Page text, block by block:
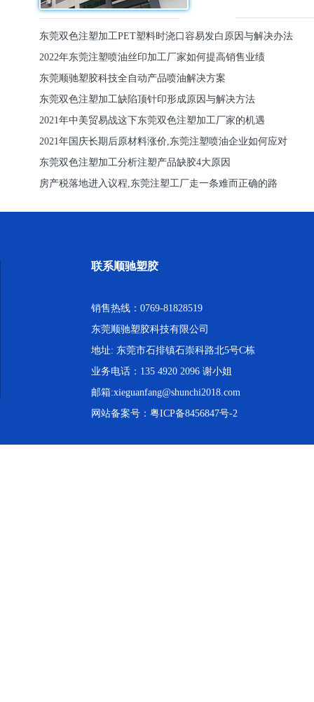
东莞双色注塑加工PET塑料时浇口容易发白原因与解决办法
2022年东莞注塑喷油丝印加工厂家如何提高销售业绩
东莞顺驰塑胶科技全自动产品喷油解决方案
东莞双色注塑加工缺陷顶针印形成原因与解决方法
2021年中美贸易战这下东莞双色注塑加工厂家的机遇
2021年国庆长期后原材料涨价,东莞注塑喷油企业如何应对
东莞双色注塑加工分析注塑产品缺胶4大原因
房产税落地进入议程,东莞注塑工厂走一条难而正确的路
联系顺驰塑胶
销售热线：0769-81828519
东莞顺驰塑胶科技有限公司
地址: 东莞市石排镇石崇科路北5号C栋
业务电话：135 4920 2096 谢小姐
邮箱:xieguanfang@shunchi2018.com
网站备案号： 粤ICP备8456847号-2